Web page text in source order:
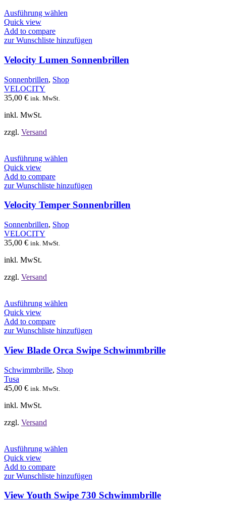
Ausführung wählen
mehrere
auf.
Die
können
Quick view
Add to compare
zur Wunschliste hinzufügen
Velocity Lumen Sonnenbrillen
Sonnenbrillen, Shop
VELOCITY
35,00 € ink. MwSt.
inkl. MwSt.
zzgl. Versand
Ausführung wählen
mehrere
auf.
Optionen
können
Quick view
Add to compare
zur Wunschliste hinzufügen
Velocity Temper Sonnenbrillen
Sonnenbrillen, Shop
VELOCITY
35,00 € ink. MwSt.
inkl. MwSt.
zzgl. Versand
Ausführung wählen
mehrere
auf.
Die
können
Quick view
Add to compare
zur Wunschliste hinzufügen
View Blade Orca Swipe Schwimmbrille
Schwimmbrille, Shop
Tusa
45,00 € ink. MwSt.
inkl. MwSt.
zzgl. Versand
Ausführung wählen
mehrere
auf.
Die
Quick view
Add to compare
zur Wunschliste hinzufügen
View Youth Swipe 730 Schwimmbrille